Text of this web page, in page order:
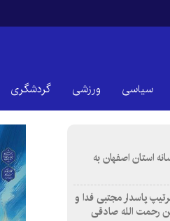
سیاسی ورزشی گردشگری
استان اصفهان به
پاسدار مجتبی فدا و
رحمت الله صادقی